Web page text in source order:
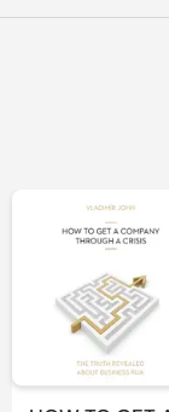
Přehrát
ukázku